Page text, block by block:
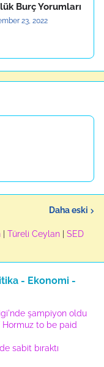
Burç Yorumları
23, 2022
Daha eski
Türeli Ceylan
SED
- Ekonomi -
şampiyon oldu
to be paid
sabit bıraktı